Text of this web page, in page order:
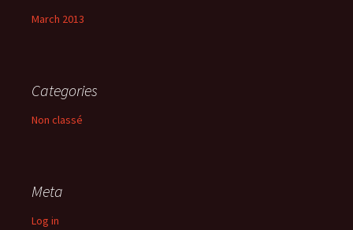
March 2013
Categories
Non classé
Meta
Log in